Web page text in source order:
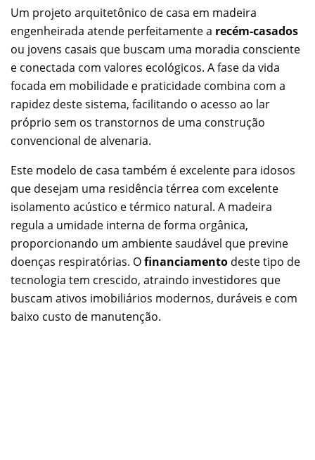
Um projeto arquitetônico de casa em madeira
engenheirada atende perfeitamente a recém-casados
ou jovens casais que buscam uma moradia consciente
e conectada com valores ecológicos. A fase da vida
focada em mobilidade e praticidade combina com a
rapidez deste sistema, facilitando o acesso ao lar
próprio sem os transtornos de uma construção
convencional de alvenaria.
Este modelo de casa também é excelente para idosos
que desejam uma residência térrea com excelente
isolamento acústico e térmico natural. A madeira
regula a umidade interna de forma orgânica,
proporcionando um ambiente saudável que previne
doenças respiratórias. Ofinanciamento deste tipo de
tecnologia tem crescido, atraindo investidores que
buscam ativos imobiliários modernos, duráveis e com
baixo custo de manutenção.